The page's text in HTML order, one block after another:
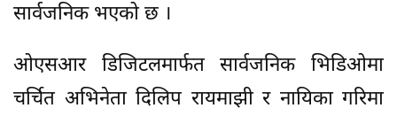
सार्वजनिक भएको छ ।
ओएसआर डिजिटलमार्फत सार्वजनिक भिडिओमा
चर्चित अभिनेता दिलिप रायमाझी र नायिका गरिमा